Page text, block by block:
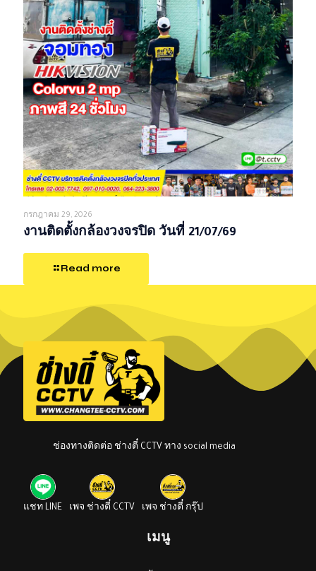
กรกฎาคม 29, 2026
งานติดตั้งกล้องวงจรปิด วันที่ 21/07/69
Read more
ช่องทางติดต่อ ช่างตี๋ CCTV ทาง social media
แชท LINE เพจ ช่างตี๋ CCTV เพจ ช่างตี๋ กรุ๊ป
เมนู